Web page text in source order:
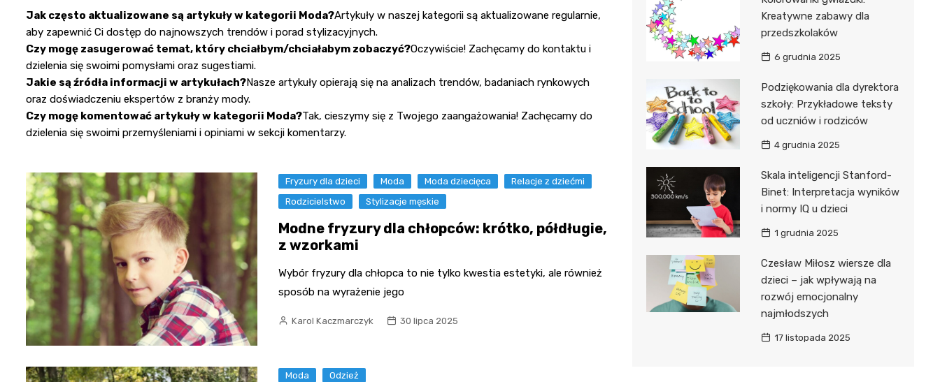
Jak często aktualizowane są artykuły w kategorii Moda?Artykuły w naszej kategorii są aktualizowane regularnie,
aby zapewnić Ci dostęp do najnowszych trendów i porad stylizacyjnych.
Czy mogę zasugerować temat, który chciałbym/chciałabym zobaczyć?Oczywiście! Zachęcamy do kontaktu i
dzielenia się swoimi pomysłami oraz sugestiami.
Jakie są źródła informacji w artykułach?Nasze artykuły opierają się na analizach trendów, badaniach rynkowych
oraz doświadczeniu ekspertów z branży mody.
Czy mogę komentować artykuły w kategorii Moda?Tak, cieszymy się z Twojego zaangażowania! Zachęcamy do
dzielenia się swoimi przemyśleniami i opiniami w sekcji komentarzy.
Fryzury dla dzieci Moda Moda dziecięca
Relacje z dziećmi
Rodzicielstwo
Stylizacje męskie
Modne fryzury dla chłopców: krótko, półdługie,
z wzorkami
Wybór fryzury dla chłopca to nie tylko kwestia estetyki, ale również
sposób na wyrażenie jego
Karol Kaczmarczyk 30 lipca 2025
Moda Odzież
Kreatywne zabawy dla
przedszkolaków
6 grudnia 2025
Podziękowania dla dyrektora
szkoły: Przykładowe teksty
od uczniów i rodziców
4 grudnia 2025
Skala inteligencji Stanford-
Binet: Interpretacja wyników
i normy IQ u dzieci
1 grudnia 2025
Czesław Miłosz wiersze dla
dzieci – jak wpływają na
rozwój emocjonalny
najmłodszych
17 listopada 2025